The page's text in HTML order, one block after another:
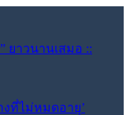
ยาวนานเสมอ ::
งที่ไม่หมดอายุ’